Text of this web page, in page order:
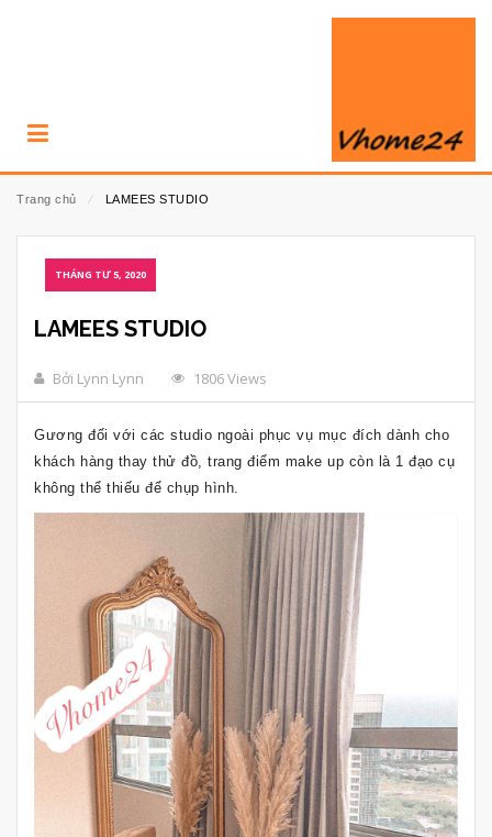
Trang chủ ⁄ LAMEES STUDIO
THÁNG TƯ 5, 2020
LAMEES STUDIO
Bởi Lynn Lynn 1806 Views
Gương đối với các studio ngoài phục vụ mục đích dành cho
khách hàng thay thử đồ, trang điểm make up còn là 1 đạo cụ
không thể thiếu để chụp hình.